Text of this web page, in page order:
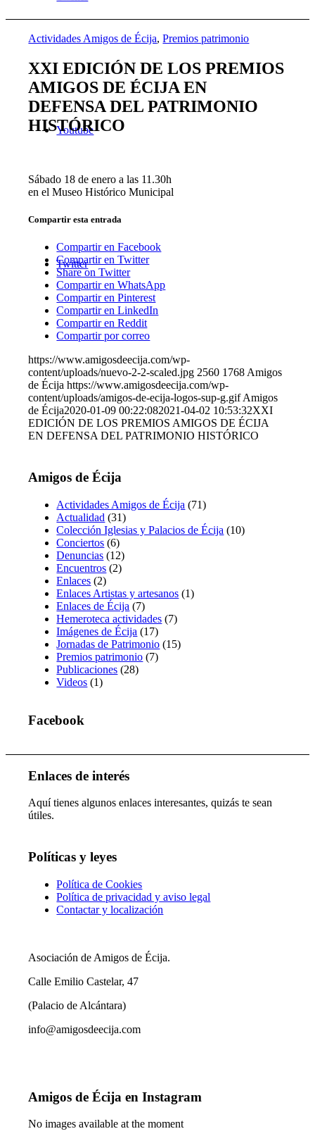
Youtube
Twitter
Actividades Amigos de Écija,Premios patrimonio
XXI EDICIÓN DE LOS PREMIOS
AMIGOS DE ÉCIJA EN
DEFENSA DEL PATRIMONIO
HISTÓRICO
Sábado 18 de enero a las 11.30h
en el Museo Histórico Municipal
Compartir esta entrada
Compartir en Facebook
Compartir en Twitter
Share on Twitter
Compartir en WhatsApp
Compartir en Pinterest
Compartir en LinkedIn
Compartir en Reddit
Compartir por correo
https://www.amigosdeecija.com/wp-
content/uploads/nuevo-2-2-scaled.jpg 2560 1768 Amigos
de Écija https://www.amigosdeecija.com/wp-
content/uploads/amigos-de-ecija-logos-sup-g.gif Amigos
de Écija2020-01-09 00:22:082021-04-02 10:53:32XXI
EDICIÓN DE LOS PREMIOS AMIGOS DE ÉCIJA
EN DEFENSA DEL PATRIMONIO HISTÓRICO
Amigos de Écija
Actividades Amigos de Écija (71)
Actualidad (31)
Colección Iglesias y Palacios de Écija (10)
Conciertos (6)
Denuncias (12)
Encuentros (2)
Enlaces (2)
Enlaces Artistas y artesanos (1)
Enlaces de Écija (7)
Hemeroteca actividades (7)
Imágenes de Écija (17)
Jornadas de Patrimonio (15)
Premios patrimonio (7)
Publicaciones (28)
Videos (1)
Facebook
Enlaces de interés
Aquí tienes algunos enlaces interesantes, quizás te sean
útiles.
Políticas y leyes
Política de Cookies
Política de privacidad y aviso legal
Contactar y localización
Asociación de Amigos de Écija.
Calle Emilio Castelar, 47
(Palacio de Alcántara)
info@amigosdeecija.com
Amigos de Écija en Instagram
No images available at the moment